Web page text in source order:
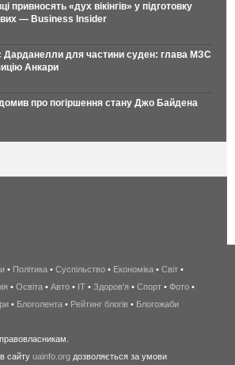
привносять «дух вікінгів» у підготовку
— Business Insider
Дарданелли для частини суден: глава МЗС
Анкари
про погіршення стану Джо Байдена
беспроводной
интернет
киев
wimax
• Політика • Суспільство • Економіка • Світ •
• Освіта • Авто • IT • Здоров'я • Спорт • Фото •
• Блоголента • Рейтинг блогів • Блогожаби
сайту uainfo.org дозволяється за умови